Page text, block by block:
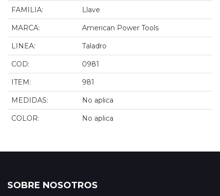
FAMILIA: Llave
MARCA: American Power Tools
LINEA: Taladro
COD: 0981
ITEM: 981
MEDIDAS: No aplica
COLOR: No aplica
SOBRE NOSOTROS